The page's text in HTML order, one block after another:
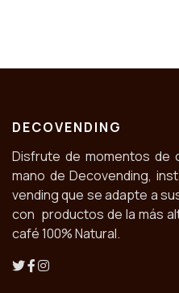
DECOVENDING
Disfrute de momentos de
mano de Decovending,
vending que se adapte a
con productos de la más
café 100% Natural.